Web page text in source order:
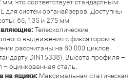
что соответствует стандартным
для систем органайзеров. Доступны
65, 135 и 275 мм.
Телескопические
выдвижения с фиксатором в
рассчитаны на 80 000 циклов
DIN15338). Высота профиля –
оцинкованная сталь.
на ящики: Максимальная статическая